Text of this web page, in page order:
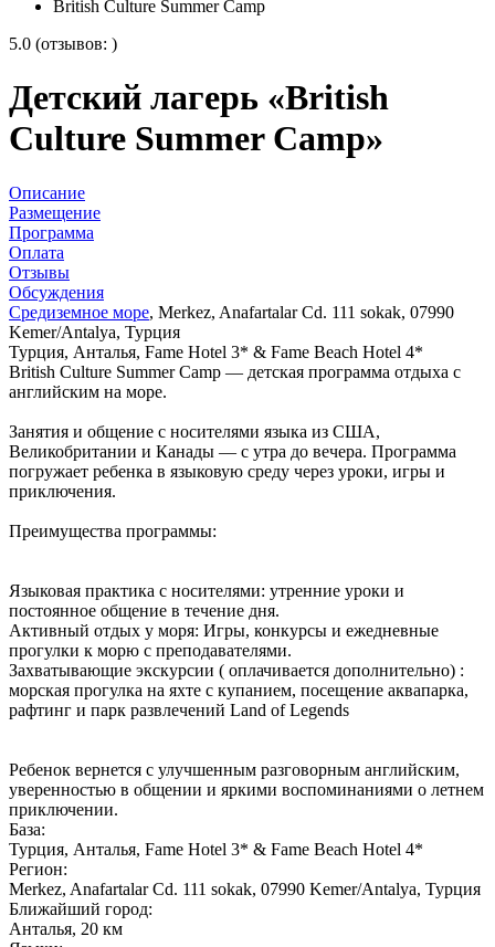
British Culture Summer Camp
5.0 (отзывов: )
Детский лагерь «British
Culture Summer Camp»
Описание
Размещение
Программа
Оплата
Отзывы
Обсуждения
Средиземное море, Merkez, Anafartalar Cd. 111 sokak, 07990
Kemer/Antalya, Турция
Турция, Анталья, Fame Hotel 3* & Fame Beach Hotel 4*
British Culture Summer Camp — детская программа отдыха с
английским на море.
Занятия и общение с носителями языка из США,
Великобритании и Канады — с утра до вечера. Программа
погружает ребенка в языковую среду через уроки, игры и
приключения.
Преимущества программы:
Языковая практика с носителями: утренние уроки и
постоянное общение в течение дня.
Активный отдых у моря: Игры, конкурсы и ежедневные
прогулки к морю с преподавателями.
Захватывающие экскурсии ( оплачивается дополнительно) :
морская прогулка на яхте с купанием, посещение аквапарка,
рафтинг и парк развлечений Land of Legends
Ребенок вернется с улучшенным разговорным английским,
уверенностью в общении и яркими воспоминаниями о летнем
приключении.
База:
Турция, Анталья, Fame Hotel 3* & Fame Beach Hotel 4*
Регион:
Merkez, Anafartalar Cd. 111 sokak, 07990 Kemer/Antalya, Турция
Ближайший город:
Анталья, 20 км